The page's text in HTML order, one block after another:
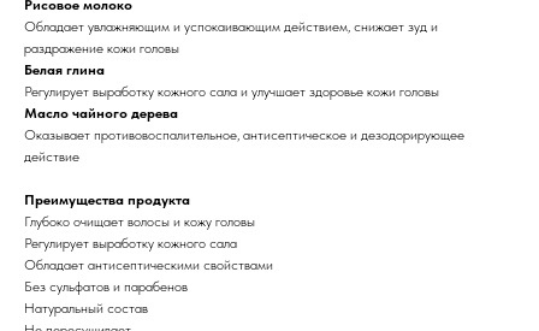
Рисовое молоко
Обладает увлажняющим и успокаивающим действием, снижает зуд и
раздражение кожи головы
Белая глина
Регулирует выработку кожного сала и улучшает здоровье кожи головы
Масло чайного дерева
Оказывает противовоспалительное, антисептическое и дезодорирующее
действие
Преимущества продукта
Глубоко очищает волосы и кожу головы
Регулирует выработку кожного сала
Обладает антисептическими свойствами
Без сульфатов и парабенов
Натуральный состав